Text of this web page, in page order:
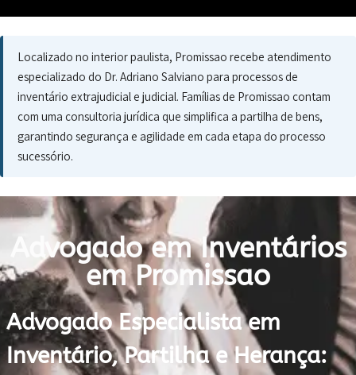
Localizado no interior paulista, Promissao recebe atendimento
especializado do Dr. Adriano Salviano para processos de
inventário extrajudicial e judicial. Famílias de Promissao contam
com uma consultoria jurídica que simplifica a partilha de bens,
garantindo segurança e agilidade em cada etapa do processo
sucessório.
Advogado em Inventários
em Promissao
Advogado Especialista em
Inventário, Partilha e Herança: